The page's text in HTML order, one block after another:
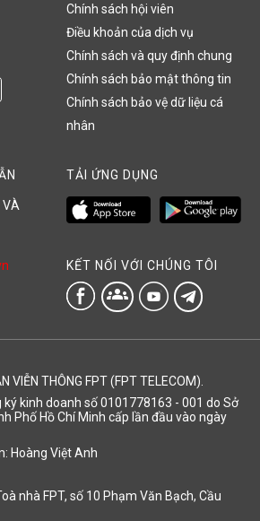
Chính sách hội viên
Điều khoản của dịch vụ
Chính sách và quy định chung
Chính sách bảo mật thông tin
Chính sách bảo vệ dữ liệu cá
nhân
VÀ
TẢI ỨNG DỤNG
KẾT NỐI VỚI CHÚNG TÔI
groups
VIỄN THÔNG FPT (FPT TELECOM).
kinh doanh số 0101778163 - 001 do Sở
Phố Hồ Chí Minh cấp lần đầu vào ngày
Hoàng Việt Anh
nhà FPT, số 10 Phạm Văn Bạch, Cầu